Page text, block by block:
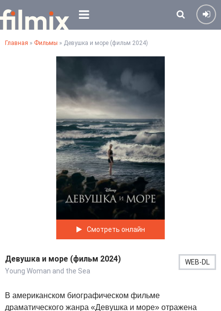
Главная » Фильмы » Девушка и море (фильм 2024)
Смотреть онлайн
Девушка и море (фильм 2024)
Young Woman and the Sea
WEB-DL
В американском биографическом фильме
драматического жанра «Девушка и море» отражена